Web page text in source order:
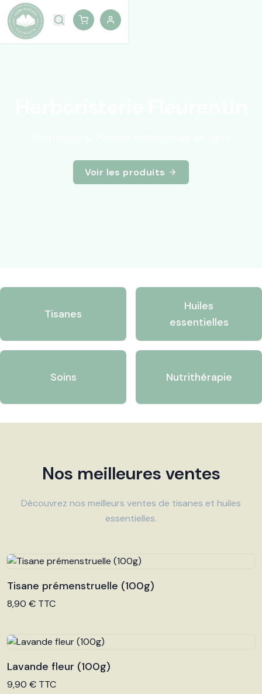
Voir les produits
Tisanes
Huiles
essentielles
Soins Nutrithérapie
Nos meilleures ventes
Découvrez nos meilleurs ventes de tisanes et huiles
essentielles.
Voir le produit
Tisane prémenstruelle (100g)
8,90 € TTC
Voir le produit
Lavande fleur (100g)
9,90 € TTC